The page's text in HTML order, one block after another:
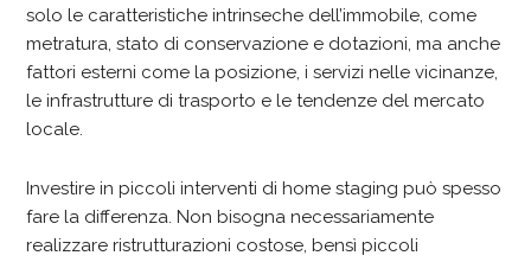
solo le caratteristiche intrinseche dell’immobile, come
metratura, stato di conservazione e dotazioni, ma anche
fattori esterni come la posizione, i servizi nelle vicinanze,
le infrastrutture di trasporto e le tendenze del mercato
locale.
Investire in piccoli interventi di home staging può spesso
fare la differenza. Non bisogna necessariamente
realizzare ristrutturazioni costose, bensì piccoli